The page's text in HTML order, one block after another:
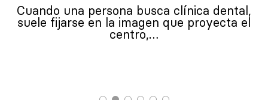
Cuando una persona busca clínica dental,
suele fijarse en la imagen que proyecta el
centro,…